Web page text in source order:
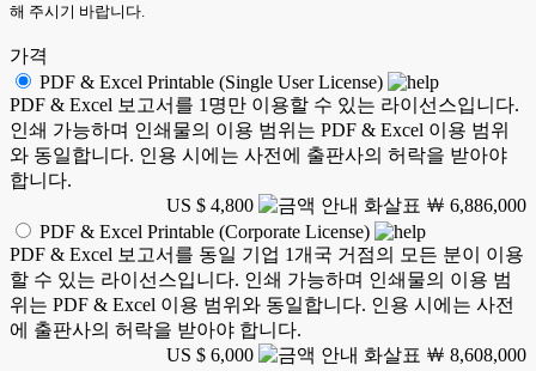
해 주시기 바랍니다.
가격
PDF & Excel Printable (Single User License)
PDF & Excel 보고서를 1명만 이용할 수 있는 라이선스입니다.
인쇄 가능하며 인쇄물의 이용 범위는 PDF & Excel 이용 범위
와 동일합니다. 인용 시에는 사전에 출판사의 허락을 받아야
합니다.
US $ 4,800
￦ 6,886,000
PDF & Excel Printable (Corporate License)
PDF & Excel 보고서를 동일 기업 1개국 거점의 모든 분이 이용
할 수 있는 라이선스입니다. 인쇄 가능하며 인쇄물의 이용 범
위는 PDF & Excel 이용 범위와 동일합니다. 인용 시에는 사전
에 출판사의 허락을 받아야 합니다.
US $ 6,000
￦ 8,608,000